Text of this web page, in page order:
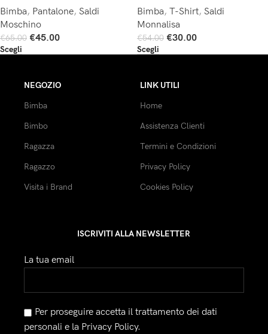
Bimba, Pantalone, Saldi
Moschino
€65.00 €45.00
Scegli
Bimba, T-Shirt, Saldi
Monnalisa
€54.00 €30.00
Scegli
NEGOZIO
Bimba
Bimbo
Ragazza
Ragazzo
Visita i Brand
LINK UTILI
Home
Assistenza Clienti
Termini e Condizioni
Privacy Policy
Cookies Policy
ISCRIVITI ALLA NEWSLETTER
La tua email
Per proseguire accetta il trattamento dei dati
personali e la Privacy Policy.